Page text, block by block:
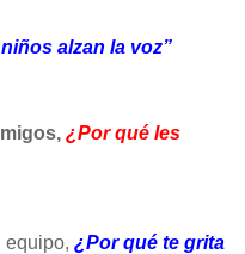
alzan la voz”
¿Por qué les
equipo, ¿Por qué te grita